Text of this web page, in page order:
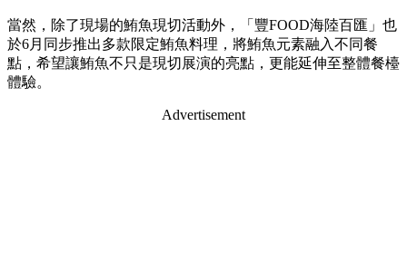
當然，除了現場的鮪魚現切活動外，「豐FOOD海陸百匯」也
於6月同步推出多款限定鮪魚料理，將鮪魚元素融入不同餐
點，希望讓鮪魚不只是現切展演的亮點，更能延伸至整體餐檯
體驗。
Advertisement